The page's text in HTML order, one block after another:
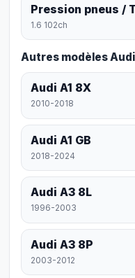
Pression pneus /
1.6 102ch
Autres modèles Audi
Audi A1 8X
2010-2018
Audi A1 GB
2018-2024
Audi A3 8L
1996-2003
Audi A3 8P
2003-2012